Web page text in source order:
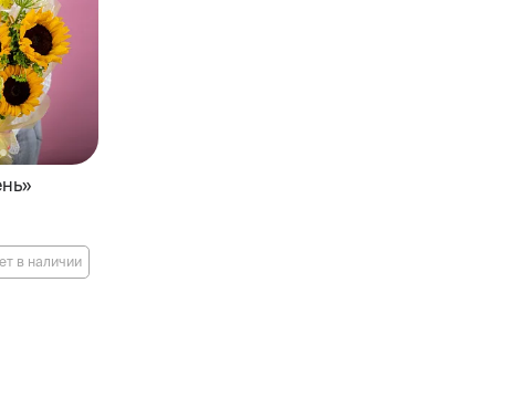
в наличии